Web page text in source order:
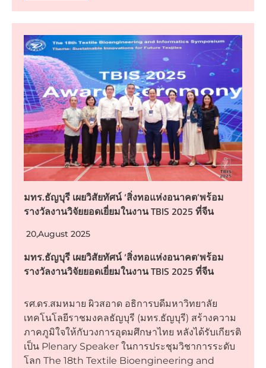
มทร.ธัญบุรี เผยวิสัยทัศน์ ‘สิ่งทอแห่งอนาคต’พร้อม
รางวัลงานวิจัยยอดเยี่ยมในงาน TBIS 2025 ที่จีน
20,August 2025
มทร.ธัญบุรี เผยวิสัยทัศน์ ‘สิ่งทอแห่งอนาคต’พร้อม
รางวัลงานวิจัยยอดเยี่ยมในงาน TBIS 2025 ที่จีน
รศ.ดร.สมหมาย ผิวสอาด อธิการบดีมหาวิทยาลัย
เทคโนโลยีราชมงคลธัญบุรี (มทร.ธัญบุรี) สร้างความ
ภาคภูมิใจให้กับวงการอุดมศึกษาไทย หลังได้รับเกียรติ
เป็น Plenary Speaker ในการประชุมวิชาการระดับ
โลก The 18th Textile Bioengineering and